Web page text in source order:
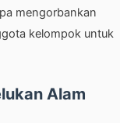
mengorbankan
kelompok untuk
Alam